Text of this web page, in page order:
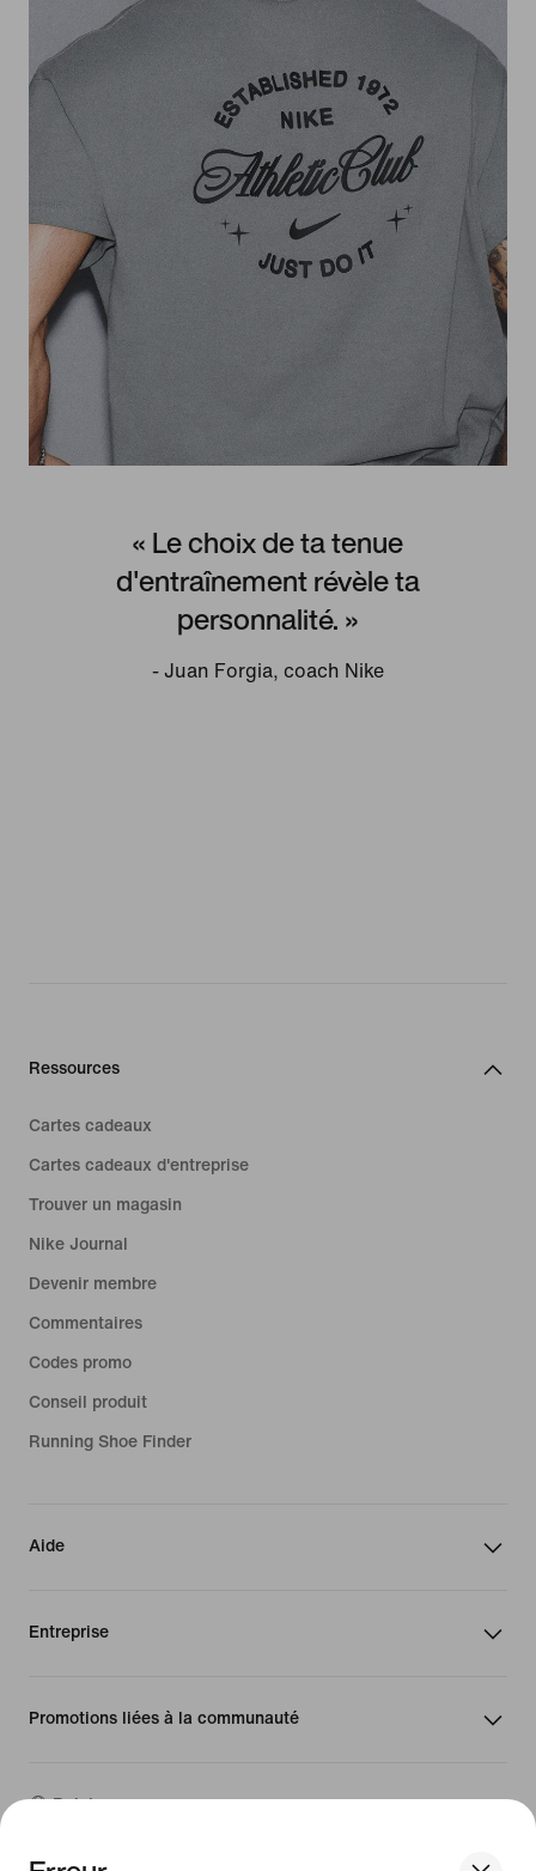
« Le choix de ta tenue
d'entraînement révèle ta
personnalité. »
- Juan Forgia, coach Nike
Ressources
Cartes cadeaux
Cartes cadeaux d'entreprise
Trouver un magasin
Nike Journal
Devenir membre
Commentaires
Codes promo
Conseil produit
Running Shoe Finder
Aide
Entreprise
Promotions liées à la communauté
Belgique